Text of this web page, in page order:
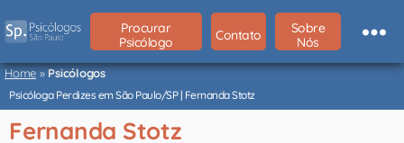
São
Paulo
Procurar
Psicólogo
Contato
Sobre
Nós
Home»Psicólogos
Psicóloga Perdizes em São Paulo/SP | Fernanda Stotz
Fernanda Stotz